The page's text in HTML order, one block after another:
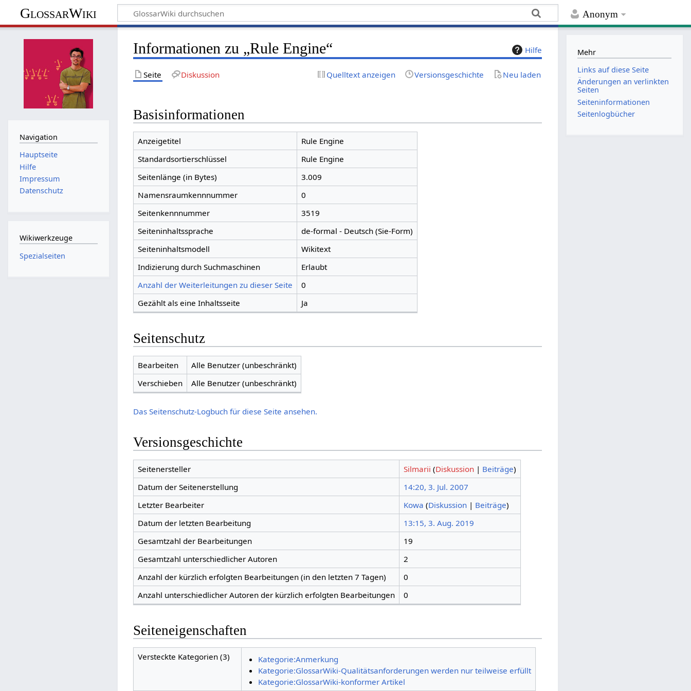
Anonym
GlossarWiki
Hilfe
Informationen zu „Rule Engine“
Seite Diskussion Quelltext anzeigen Versionsgeschichte Neu laden
Basisinformationen
Anzeigetitel
Rule Engine
Standardsortierschlüssel
Rule Engine
Seitenlänge (in Bytes)
3.009
Namensraumkennnummer
0
Seitenkennnummer
3519
Seiteninhaltssprache
de-formal - Deutsch (Sie-Form)
Seiteninhaltsmodell
Wikitext
Indizierung durch Suchmaschinen
Erlaubt
Anzahl der Weiterleitungen zu dieser Seite
0
Gezählt als eine Inhaltsseite
Ja
Seitenschutz
Bearbeiten
Alle Benutzer (unbeschränkt)
Verschieben
Alle Benutzer (unbeschränkt)
Das Seitenschutz-Logbuch für diese Seite ansehen.
Versionsgeschichte
Seitenersteller Silmarii (Diskussion| Beiträge)
Datum der Seitenerstellung
14:20, 3. Jul. 2007
Letzter Bearbeiter
Kowa (Diskussion| Beiträge)
Datum der letzten Bearbeitung
13:15, 3. Aug. 2019
Gesamtzahl der Bearbeitungen
19
Gesamtzahl unterschiedlicher Autoren
2
Anzahl der kürzlich erfolgten Bearbeitungen (in den letzten 7 Tagen)
0
Anzahl unterschiedlicher Autoren der kürzlich erfolgten Bearbeitungen
0
Seiteneigenschaften
Versteckte Kategorien (3)
Kategorie:Anmerkung
Kategorie:GlossarWiki-Qualitätsanforderungen werden nur teilweise erfüllt
Kategorie:GlossarWiki-konformer Artikel
Navigation
Hauptseite
Hilfe
Impressum
Datenschutz
Wikiwerkzeuge
Spezialseiten
Mehr
Links auf diese Seite
Änderungen an verlinkten
Seiten
Seiten­­informationen
Seitenlogbücher